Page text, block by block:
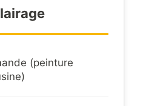
protégé dans
(peinture